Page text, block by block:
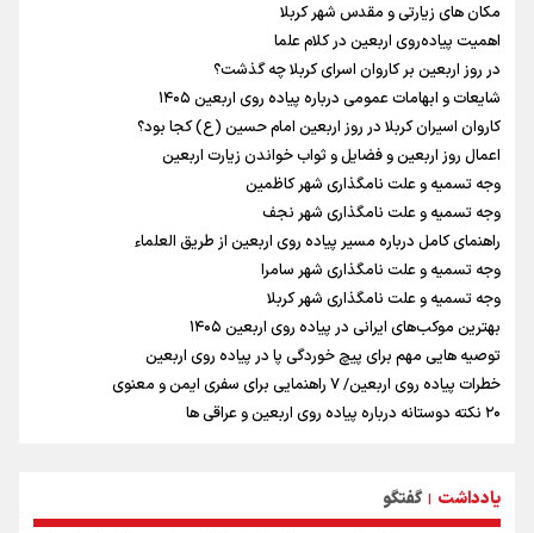
یحیی سریع: در عملیاتی گسترده تجمعات نظامی وابسته به عربستان را
هدف قرار دادیم
جابجایی مرکز ثقل اقتصاد جهان انجام شد/ فرصت طلایی برای اقتصاد
ایران +نمودار
شنیده شدن صدای ۲ انفجار در یک نفتکش در حال عبور از تنگه هرمز
اردوی تیم ملی تکواندو
پالایشگاه بزرگ نفت روسیه هدف حمله قرار گرفت
مکان های زیارتی و مقدس شهر کربلا
اهمیت پیاده‌روی اربعین در کلام علما
در روز اربعین بر کاروان اسرای کربلا چه گذشت؟
شایعات و ابهامات عمومی درباره پیاده روی اربعین ۱۴۰۵
کاروان اسیران کربلا در روز اربعین امام حسین (ع) کجا بود؟
اعمال روز اربعین و فضایل و ثواب خواندن زیارت اربعین
وجه تسمیه و علت نامگذاری شهر کاظمین
وجه تسمیه و علت نامگذاری شهر نجف
راهنمای کامل درباره مسیر پیاده روی اربعین از طریق العلماء
وجه تسمیه و علت نامگذاری شهر سامرا
وجه تسمیه و علت نامگذاری شهر کربلا
بهترین موکب‌های ایرانی در پیاده روی اربعین ۱۴۰۵
توصیه هایی مهم برای پیچ خوردگی پا در پیاده روی اربعین
خطرات پیاده روی اربعین/ ۷ راهنمایی برای سفری ایمن و معنوی
۲۰ نکته دوستانه درباره پیاده روی اربعین و عراقی ها
توصیه های کاربردی برای زائران در پیاده روی اربعین
یادداشت | گفتگو